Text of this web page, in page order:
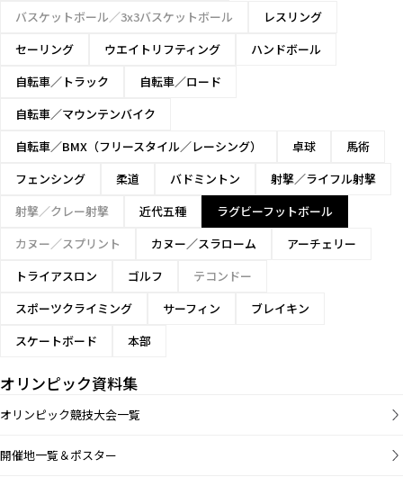
バスケットボール／3x3バスケットボール
レスリング
セーリング
ウエイトリフティング
ハンドボール
自転車／トラック
自転車／ロード
自転車／マウンテンバイク
自転車／BMX（フリースタイル／レーシング）
卓球
馬術
フェンシング
柔道 バドミントン
射撃／ライフル射撃
射撃／クレー射撃
近代五種
ラグビーフットボール
カヌー／スプリント
カヌー／スラローム
アーチェリー
トライアスロン
ゴルフ
テコンドー
スポーツクライミング
サーフィン
ブレイキン
スケートボード
本部
オリンピック資料集
オリンピック競技大会一覧
開催地一覧＆ポスター